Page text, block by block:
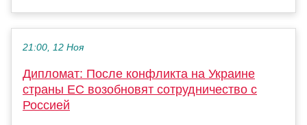
21:00, 12 Ноя
Дипломат: После конфликта на Украине
страны ЕС возобновят сотрудничество с
Россией